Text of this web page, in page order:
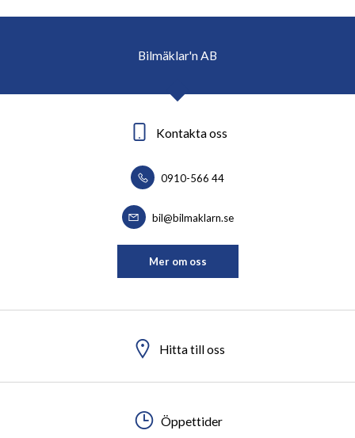
Bilmäklar'n AB
Kontakta oss
0910-566 44
bil@bilmaklarn.se
Mer om oss
Hitta till oss
Öppettider